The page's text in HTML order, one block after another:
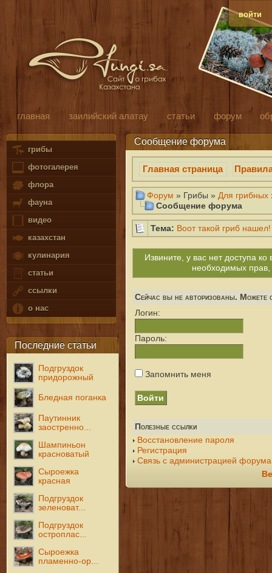
войти
главная заилийский алатау статьи форум
грибы
фотогалерея
флора
фауна
видео
казахстан
кулинария
статьи
ссылки
о нас
Последние статьи
Подгруздок
придорожный
Бледная поганка
Паутинник
заостренно...
Шампиньон
красноватый
Сыроежка
красная
Подгруздок
зеленоват...
Подгруздок
остроплас...
Сыроежка
пламенно-ор...
Сообщение форума
Главная страница
Форум » Грибы » Для грибных
Сообщение форума
Тема: Воот такой гриб
Извините, у вас нет доступа
необходимых прав,
Сейчас вы не авторизованы. Можете
Логин:
Пароль:
Запомнить меня
Полезные ссылки
Восстановление пароля
Регистрация
Связь с администрацией форума